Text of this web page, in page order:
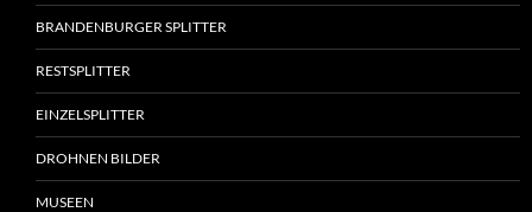
BRANDENBURGER SPLITTER
RESTSPLITTER
EINZELSPLITTER
DROHNEN BILDER
MUSEEN